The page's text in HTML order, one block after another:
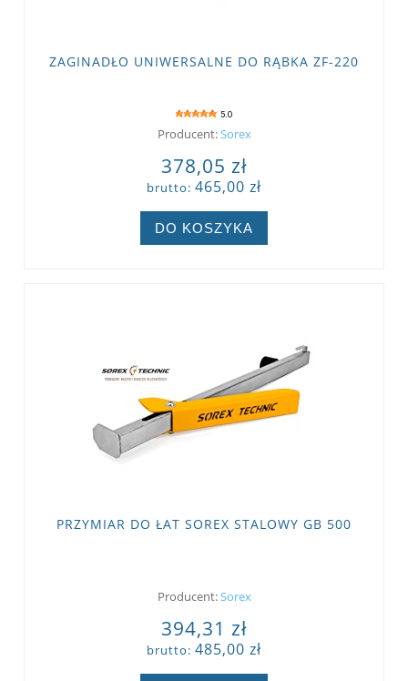
ZAGINADŁO UNIWERSALNE DO RĄBKA ZF-220
5.0
Producent:Sorex
378,05 zł
brutto: 465,00 zł
DO KOSZYKA
PRZYMIAR DO ŁAT SOREX STALOWY GB 500
Producent:Sorex
394,31 zł
brutto: 485,00 zł